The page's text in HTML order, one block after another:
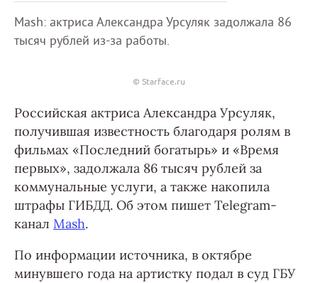
Mash: актриса Александра Урсуляк задолжала 86
тысяч рублей из-за работы.
© Starface.ru
Российская актриса Александра Урсуляк,
получившая известность благодаря ролям в
фильмах «Последний богатырь» и «Время
первых», задолжала 86 тысяч рублей за
коммунальные услуги, а также накопила
штрафы ГИБДД. Об этом пишет Telegram-
канал Mash.
По информации источника, в октябре
минувшего года на артистку подал в суд ГБУ